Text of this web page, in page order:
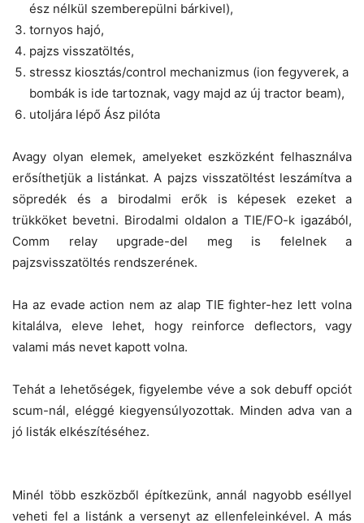
ész nélkül szemberepülni bárkivel),
tornyos hajó,
pajzs visszatöltés,
stressz kiosztás/control mechanizmus (ion fegyverek, a
bombák is ide tartoznak, vagy majd az új tractor beam),
utoljára lépő Ász pilóta
Avagy olyan elemek, amelyeket eszközként felhasználva
erősíthetjük a listánkat. A pajzs visszatöltést leszámítva a
söpredék és a birodalmi erők is képesek ezeket a
trükköket bevetni. Birodalmi oldalon a TIE/FO-k igazából,
Comm relay upgrade-del meg is felelnek a
pajzsvisszatöltés rendszerének.
Ha az evade action nem az alap TIE fighter-hez lett volna
kitalálva, eleve lehet, hogy reinforce deflectors, vagy
valami más nevet kapott volna.
Tehát a lehetőségek, figyelembe véve a sok debuff opciót
scum-nál, eléggé kiegyensúlyozottak. Minden adva van a
jó listák elkészítéséhez.
Minél több eszközből építkezünk, annál nagyobb eséllyel
veheti fel a listánk a versenyt az ellenfeleinkével. A más